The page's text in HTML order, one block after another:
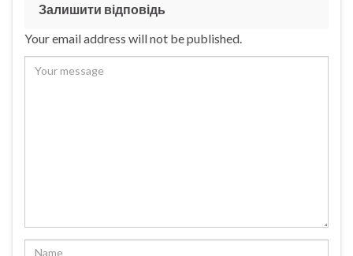
Залишити відповідь
Your email address will not be published.